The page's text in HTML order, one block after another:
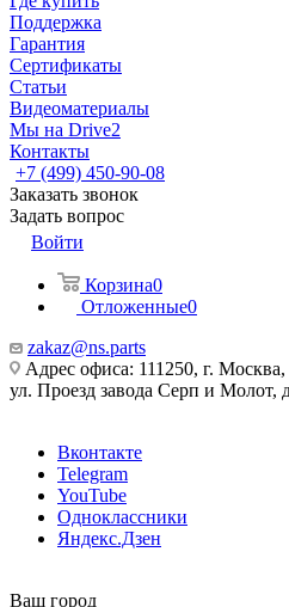
Поддержка
Гарантия
Сертификаты
Статьи
Видеоматериалы
Мы на Drive2
Контакты
+7 (499) 450-90-08
Заказать звонок
Задать вопрос
Войти
Корзина0
Отложенные0
zakaz@ns.parts
Адрес офиса: 111250, г.
ул. Проезд завода Серп и Молот,
Вконтакте
Telegram
YouTube
Одноклассники
Яндекс.Дзен
Ваш город